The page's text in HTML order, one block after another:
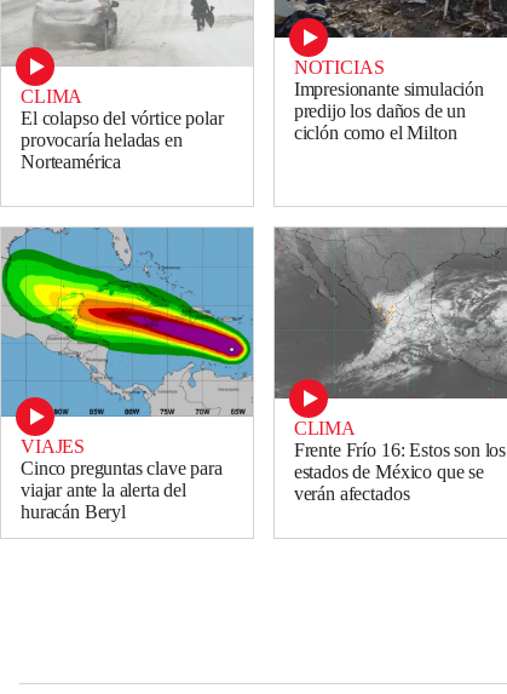
CLIMA
El colapso del vórtice polar
provocaría heladas en
Norteamérica
NOTICIAS
Impresionante simulación
predijo los daños de un
ciclón como el Milton
VIAJES
Cinco preguntas clave para
viajar ante la alerta del
huracán Beryl
CLIMA
Frente Frío 16: Estos son los
estados de México que se
verán afectados